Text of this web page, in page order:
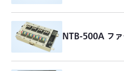
NTB-500A フ